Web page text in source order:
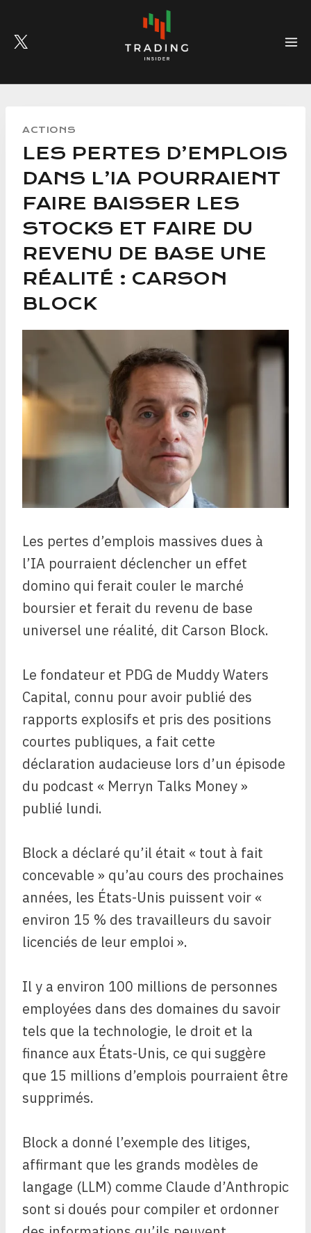
content
ACTIONS
LES PERTES D’EMPLOIS
DANS L’IA POURRAIENT
FAIRE BAISSER LES
STOCKS ET FAIRE DU
REVENU DE BASE UNE
RÉALITÉ : CARSON
BLOCK
Les pertes d’emplois massives dues à
l’IA pourraient déclencher un effet
domino qui ferait couler le marché
boursier et ferait du revenu de base
universel une réalité, dit Carson Block.
Le fondateur et PDG de Muddy Waters
Capital, connu pour avoir publié des
rapports explosifs et pris des positions
courtes publiques, a fait cette
déclaration audacieuse lors d’un épisode
du podcast « Merryn Talks Money »
publié lundi.
Block a déclaré qu’il était « tout à fait
concevable » qu’au cours des prochaines
années, les États-Unis puissent voir «
environ 15 % des travailleurs du savoir
licenciés de leur emploi ».
Il y a environ 100 millions de personnes
employées dans des domaines du savoir
tels que la technologie, le droit et la
finance aux États-Unis, ce qui suggère
que 15 millions d’emplois pourraient être
supprimés.
Block a donné l’exemple des litiges,
affirmant que les grands modèles de
langage (LLM) comme Claude d’Anthropic
sont si doués pour compiler et ordonner